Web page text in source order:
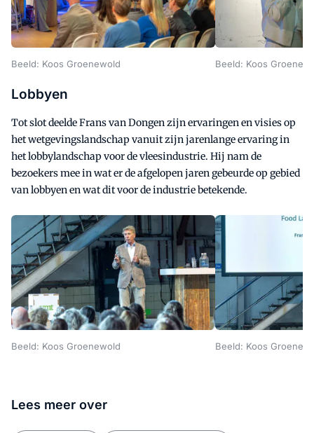
Beeld: Koos Groenewold Beeld: Koos
Lobbyen
Tot slot deelde Frans van Dongen zijn ervaringen en visies op
het wetgevingslandschap vanuit zijn jarenlange ervaring in
het lobbylandschap voor de vleesindustrie. Hij nam de
bezoekers mee in wat er de afgelopen jaren gebeurde op gebied
van lobbyen en wat dit voor de industrie betekende.
Beeld: Koos Groenewold Beeld: Koos
Lees meer over